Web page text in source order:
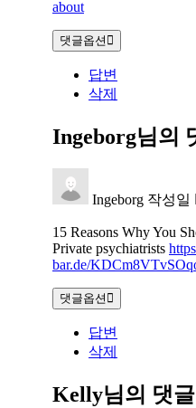
about
댓글옵션
답변
삭제
Ingeborg님의
Ingeborg 작성일
15 Reasons Why You
Private psychiatrists
bar.de/
댓글옵션
답변
삭제
Kelly님의 댓글